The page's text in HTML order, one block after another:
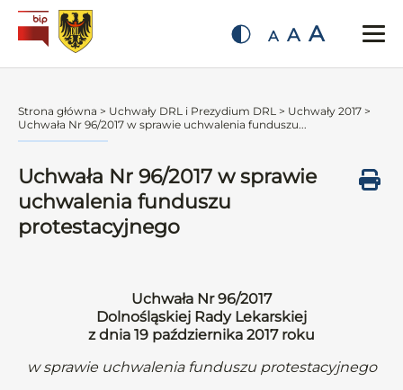
A A A
Strona główna > Uchwały DRL i Prezydium DRL > Uchwały 2017 >
Uchwała Nr 96/2017 w sprawie uchwalenia funduszu...
Uchwała Nr 96/2017 w sprawie
uchwalenia funduszu
protestacyjnego
Uchwała Nr 96/2017
Dolnośląskiej Rady Lekarskiej
z dnia 19 października 2017 roku
w sprawie uchwalenia funduszu protestacyjnego